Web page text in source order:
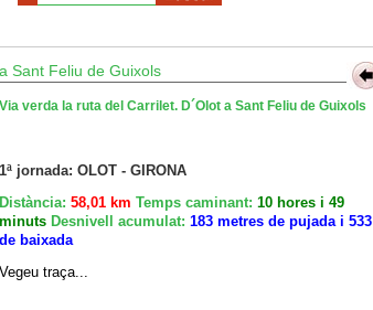
Sant Feliu de Guixols
Via verda la ruta del Carrilet. D´Olot a Sant Feliu de Guixols
1ª jornada: OLOT - GIRONA
Distància: 58,01 km Temps caminant: 10 hores i 49
minuts Desnivell acumulat: 183 metres de pujada i 533
de baixada
Vegeu traça...